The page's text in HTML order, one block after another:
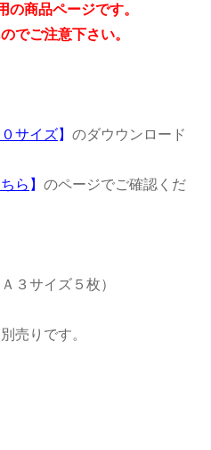
の商品ページです。
でご注意下さい。
サイズ】 のダウウンロード
ら 】 のページでご確認くだ
３サイズ５枚）
売りです。